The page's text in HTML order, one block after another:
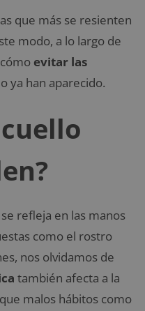
que más se resienten
modo, a lo largo de
evitar las
ya han aparecido.
refleja en las manos
como el rostro
nos olvidamos de
también afecta a la
malos hábitos como